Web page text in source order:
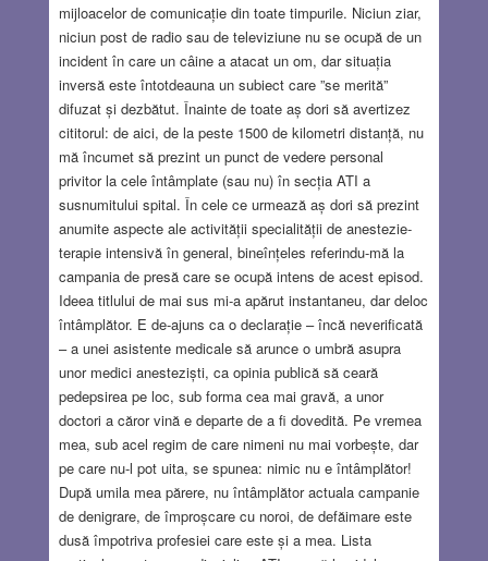
mijloacelor de comunicație din toate timpurile. Niciun ziar,
niciun post de radio sau de televiziune nu se ocupă de un
incident în care un câine a atacat un om, dar situația
inversă este întotdeauna un subiect care ”se merită”
difuzat și dezbătut. Înainte de toate aș dori să avertizez
cititorul: de aici, de la peste 1500 de kilometri distanță, nu
mă încumet să prezint un punct de vedere personal
privitor la cele întâmplate (sau nu) în secția ATI a
susnumitului spital. În cele ce urmează aș dori să prezint
anumite aspecte ale activității specialității de anestezie-
terapie intensivă în general, bineînțeles referindu-mă la
campania de presă care se ocupă intens de acest episod.
Ideea titlului de mai sus mi-a apărut instantaneu, dar deloc
întâmplător. E de-ajuns ca o declarație – încă neverificată
– a unei asistente medicale să arunce o umbră asupra
unor medici anesteziști, ca opinia publică să ceară
pedepsirea pe loc, sub forma cea mai gravă, a unor
doctori a căror vină e departe de a fi dovedită. Pe vremea
mea, sub acel regim de care nimeni nu mai vorbește, dar
pe care nu-l pot uita, se spunea: nimic nu e întâmplător!
După umila mea părere, nu întâmplător actuala campanie
de denigrare, de împroșcare cu noroi, de defăimare este
dusă împotriva profesiei care este și a mea. Lista